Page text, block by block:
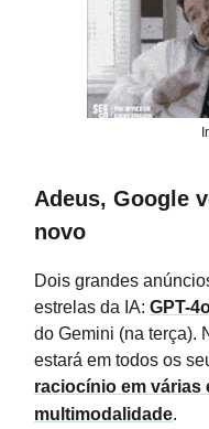
Adeus, Google
novo
Dois grandes
estrelas da IA: GPT-
do Gemini (na terça).
estará em todos os
raciocínio em várias
multimodalidade.